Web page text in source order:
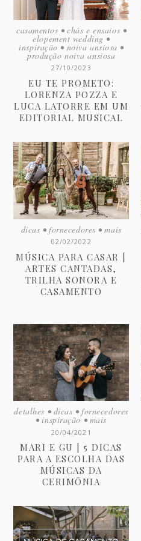
casamentos • chás e ensaios •
elopement wedding •
inspiração • noiva ansiosa •
produção noiva ansiosa
27/10/2023
EU TE PROMETO:
LORENZA POZZA E
LUCA LATORRE EM UM
EDITORIAL MUSICAL
dicas • fornecedores • mais
02/02/2022
MÚSICA PARA CASAR |
ARTES CANTADAS,
TRILHA SONORA E
CASAMENTO
detalhes • dicas • fornecedores
• inspiração • mais
20/04/2021
MARI E GU | 5 DICAS
PARA A ESCOLHA DAS
MÚSICAS DA
CERIMÔNIA